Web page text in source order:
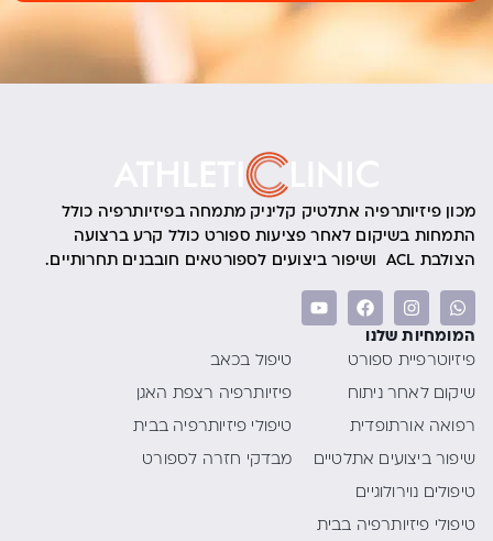
מכון פיזיותרפיה אתלטיק קליניק מתמחה בפיזיותרפיה כולל
התמחות בשיקום לאחר פציעות ספורט כולל קרע ברצועה
הצולבת ACL ושיפור ביצועים לספורטאים חובבנים תחרותיים.
המומחיות שלנו
פיזיוטרפיית ספורט
שיקום לאחר ניתוח
רפואה אורתופדית
שיפור ביצועים אתלטיים
טיפולים נוירולוגיים
טיפולי פיזיותרפיה בבית
טיפול בכאב
פיזיותרפיה רצפת האגן
טיפולי פיזיותרפיה בבית
מבדקי חזרה לספורט